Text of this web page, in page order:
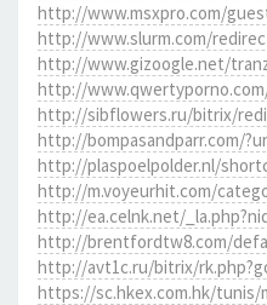
http://www.msxpro.com/
http://www.slurm.com/
http://www.gizoogle.net/
http://
http://sibflowers.ru/bitrix/
http://bompasandparr.com/
http://plaspoelpolder.nl/
http://m.voyeurhit.com/
http://ea.celnk.net/
http://brentfordtw8.com/
http://avt1c.ru/bitrix/
https://sc.hkex.com.hk/tunis/